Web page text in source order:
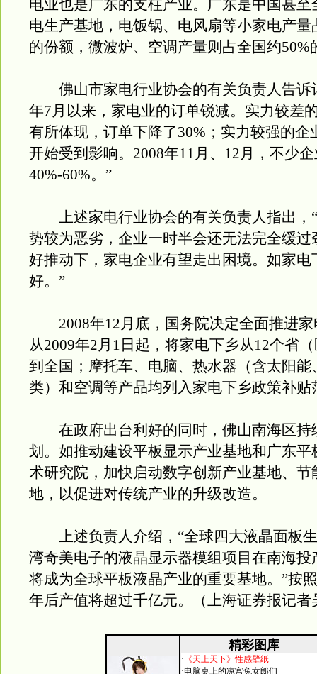
电业也是广东的支柱产业。广东是中国甚至
电生产基地，电饭锅、电风扇等小家电产量
的份额，微波炉、空调产量则占全国约50%
佛山市家电行业协会的有关负责人告诉
年7月以来，家电业的订单锐减。实力较差
有所体现，订单下降了30%；实力较强的企
开始受到影响。2008年11月、12月，不少
40%-60%。”
上述家电行业协会的有关负责人指出，
势较为恶劣，企业一时半会还无法完全缓过
好推动下，家电企业有望走出困境。如家电
好。”
2008年12月底，国务院决定全面推进家
从2009年2月1日起，将家电下乡从12个省
到全国；摩托车、电脑、热水器（含太阳能
类）和空调等产品均列入家电下乡政策补贴
在政府出台利好的同时，佛山南海区持
划。如推动建设平板显示产业基地和广东平
术研究院，加快启动数字创新产业基地、节
地，以促进对传统产业的升级改造。
上述负责人介绍，“全球四大液晶面板
湾奇美电子的液晶显示器模组项目在南海投
将成为全球平板液晶产业的重要基地。”按
年后产值将超过千亿元。（上海证券报记者